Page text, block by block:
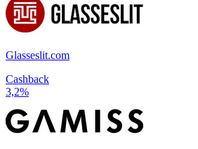
Glasseslit.com
Cashback
3,2%